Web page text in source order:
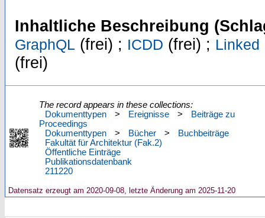
Inhaltliche Beschreibung
GraphQL (frei) ; ICDD (frei) ; Linked
(frei)
The record appears in these collections:
Dokumenttypen
> Ereignisse >
Beiträge zu
Proceedings
Dokumenttypen
> Bücher >
Buchbeiträge
Fakultät für Architektur (Fak.2)
Öffentliche Einträge
Publikationsdatenbank
211220
Datensatz erzeugt am 2020-09-08, letzte Änderung am 2025-11-20